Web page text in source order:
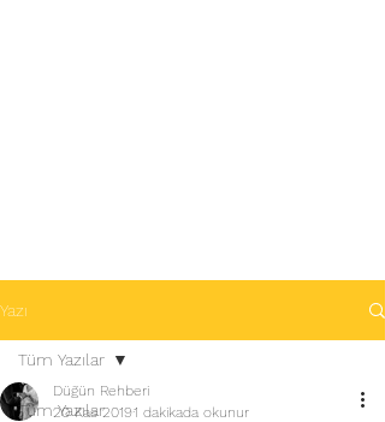
Yazı
Tüm Yazılar
Tüm Yazılar
Düğün Rehberi
20 Kas 20191 dakikada okunur